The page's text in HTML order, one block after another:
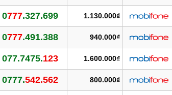
0777.327.699 1.130.000₫
0777.491.388 940.000₫
077.7475.123 1.600.000₫
0777.542.562 800.000₫